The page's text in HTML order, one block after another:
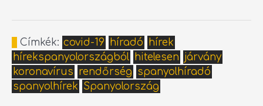
Címkék: covid-19 híradó hírek
hírekspanyolországból hitelesen járvány
koronavírus rendőrség spanyolhíradó
spanyolhírek Spanyolország